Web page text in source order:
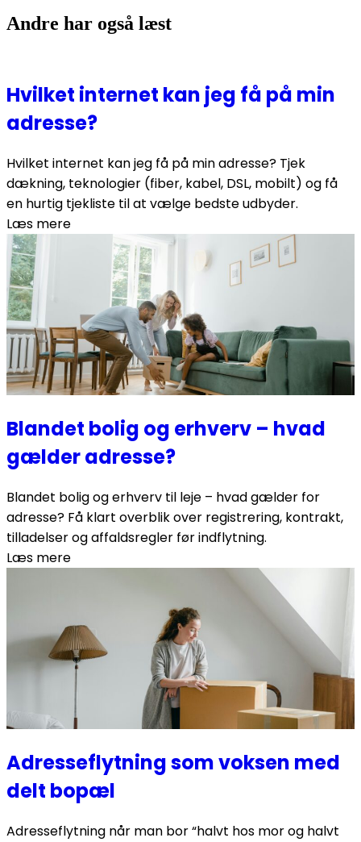
Andre har også læst
Hvilket internet kan jeg få på min
adresse?
Hvilket internet kan jeg få på min adresse? Tjek
dækning, teknologier (fiber, kabel, DSL, mobilt) og få
en hurtig tjekliste til at vælge bedste udbyder.
Læs mere
Blandet bolig og erhverv – hvad
gælder adresse?
Blandet bolig og erhverv til leje – hvad gælder for
adresse? Få klart overblik over registrering, kontrakt,
tilladelser og affaldsregler før indflytning.
Læs mere
Adresseflytning som voksen med
delt bopæl
Adresseflytning når man bor “halvt hos mor og halvt